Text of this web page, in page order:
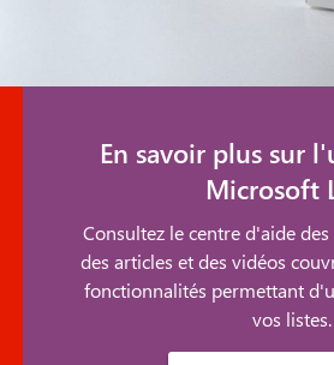
En savoir plus sur
Microsoft
Consultez le centre d'aide
des articles et des vidéos
fonctionnalités permettant
vos listes.